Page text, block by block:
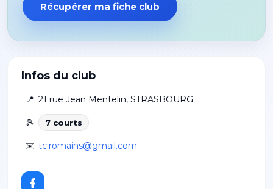
Infos du club
📍 21 rue Jean Mentelin, STRASBOURG
🎾 7 courts
✉️ tc.romains@gmail.com
Récupérer ma fiche club